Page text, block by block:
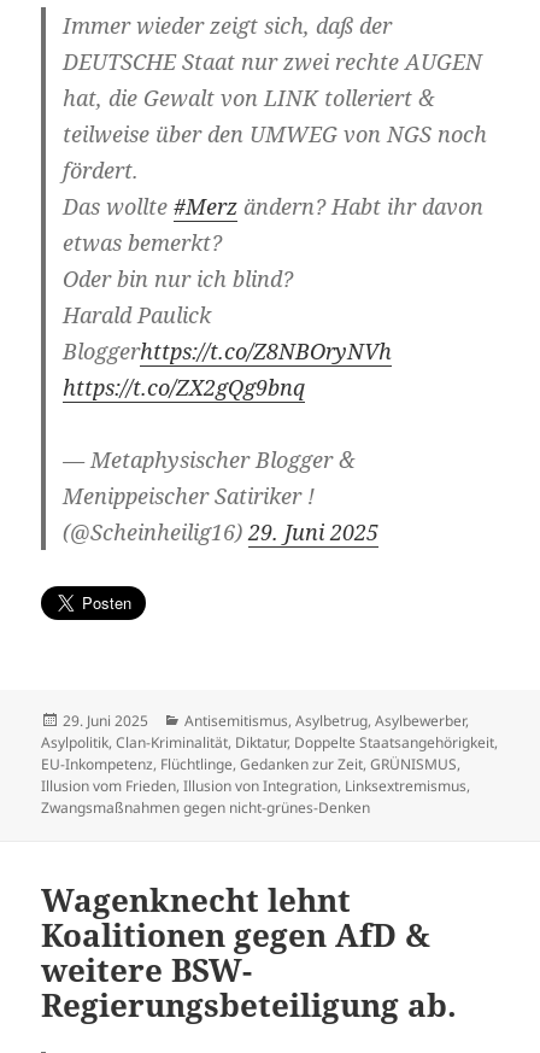
Immer wieder zeigt sich, daß der
DEUTSCHE Staat nur zwei rechte AUGEN
hat, die Gewalt von LINK tolleriert &
teilweise über den UMWEG von NGS noch
fördert.
Das wollte#Merz ändern? Habt ihr davon
etwas bemerkt?
Oder bin nur ich blind?
Harald Paulick
Bloggerhttps://t.co/Z8NBOryNVh
https://t.co/ZX2gQg9bnq
— Metaphysischer Blogger &
Menippeischer Satiriker !
(@Scheinheilig16)29. Juni 2025
Veröffentlicht
am
29. Juni 2025 Kategorien
Antisemitismus,Asylbetrug,Asylbewerber,
Asylpolitik,Clan-Kriminalität, Diktatur, Doppelte Staatsangehörigkeit,
EU-Inkompetenz, Flüchtlinge,Gedanken zur Zeit,GRÜNISMUS,
Illusion vom Frieden,Illusion von Integration, Linksextremismus,
Zwangsmaßnahmen gegen nicht-grünes-Denken
Wagenknecht lehnt
Koalitionen gegen AfD &
weitere BSW-
Regierungsbeteiligung ab.